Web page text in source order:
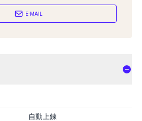
E-MAIL
自動上鍊